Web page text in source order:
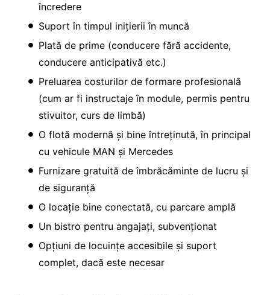
încredere
Suport în timpul inițierii în muncă
Plată de prime (conducere fără accidente,
conducere anticipativă etc.)
Preluarea costurilor de formare profesională
(cum ar fi instructaje în module, permis pentru
stivuitor, curs de limbă)
O flotă modernă și bine întreținută, în principal
cu vehicule MAN și Mercedes
Furnizare gratuită de îmbrăcăminte de lucru și
de siguranță
O locație bine conectată, cu parcare amplă
Un bistro pentru angajați, subvenționat
Opțiuni de locuințe accesibile și suport
complet, dacă este necesar